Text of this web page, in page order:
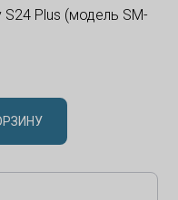
S24 Plus (модель SM-